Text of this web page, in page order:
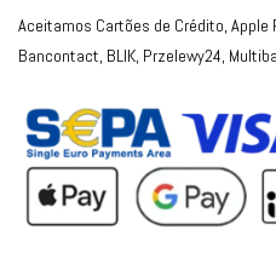
Aceitamos Cartões de Crédito, Apple
Bancontact, BLIK, Przelewy24,